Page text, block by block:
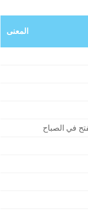
المعنى
في الصباح